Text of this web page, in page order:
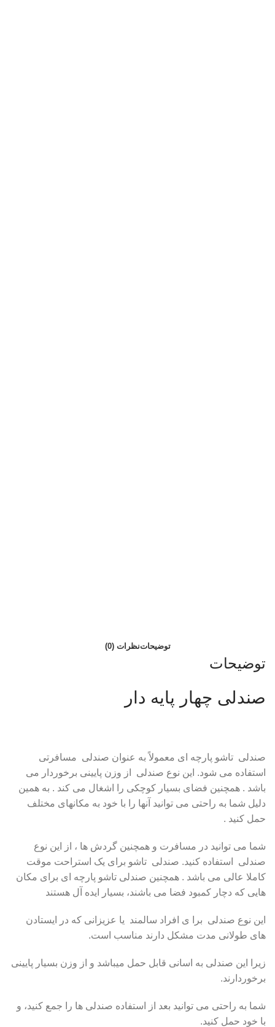
توضیحاتنظرات (0)
توضیحات
صندلی چهار پایه دار
صندلی تاشو پارچه ای معمولاً به عنوان صندلی مسافرتی
استفاده می شود. این نوع صندلی از وزن پایینی برخوردار می
باشد . همچنین فضای بسیار کوچکی را اشغال می کند . به همین
دلیل شما به راحتی می توانید آنها را با خود به مکانهای مختلف
حمل کنید .
شما می توانید در مسافرت و همچنین گردش ها ، از این نوع
صندلی استفاده کنید. صندلی تاشو برای یک استراحت موقت
کاملا عالی می باشد . همچنین صندلی تاشو پارچه ای برای مکان
هایی که دچار کمبود فضا می باشند، بسیار ایده آل هستند
این نوع صندلی برا ی افراد سالمند یا عزیزانی که در ایستادن
های طولانی مدت مشکل دارند مناسب است.
زیرا این صندلی به اسانی قابل حمل میباشد و از وزن بسیار پایینی
برخوردارند.
شما به راحتی می توانید بعد از استفاده صندلی ها را جمع کنید، و
با خود حمل کنید.